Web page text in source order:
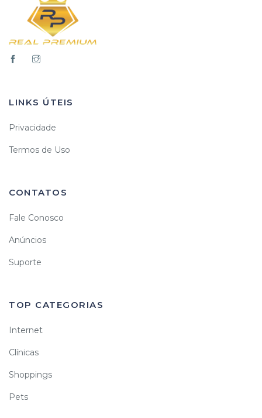
LINKS ÚTEIS
Privacidade
Termos de Uso
CONTATOS
Fale Conosco
Anúncios
Suporte
TOP CATEGORIAS
Internet
Clínicas
Shoppings
Pets